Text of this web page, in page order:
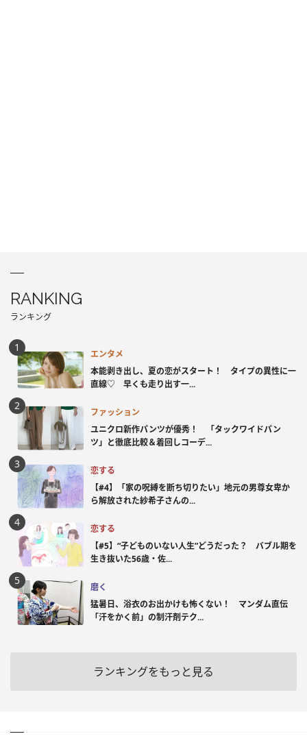
RANKING
ランキング
エンタメ
本能剥き出し、夏の恋がスタート！ タイプの異性に一
直線♡ 早くも走り出す一...
ファッション
ユニクロ新作パンツが優秀！ 「タックワイドパン
ツ」と徹底比較＆着回しコーデ...
恋する
【#4】「家の呪縛を断ち切りたい」地元の男尊女卑か
ら解放された紗希子さんの...
恋する
【#5】“子どものいない人生”どうだった？ バブル期を
生き抜いた56歳・佐...
磨く
猛暑日、浴衣のお出かけも怖くない！ マンダム直伝
「汗をかく前」の制汗剤テク...
ランキングをもっと見る